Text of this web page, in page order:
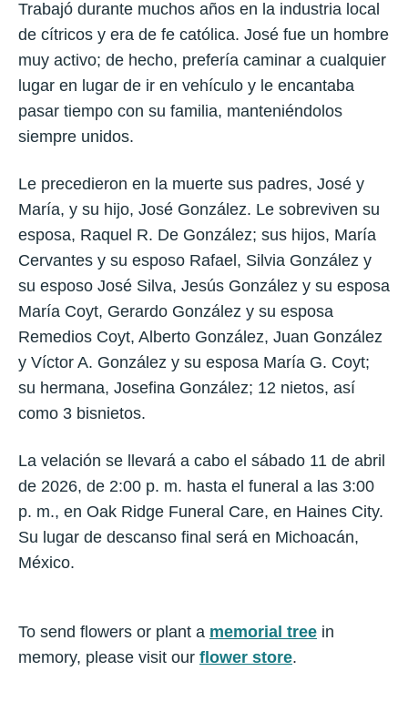
Trabajó durante muchos años en la industria local
de cítricos y era de fe católica. José fue un hombre
muy activo; de hecho, prefería caminar a cualquier
lugar en lugar de ir en vehículo y le encantaba
pasar tiempo con su familia, manteniéndolos
siempre unidos.
Le precedieron en la muerte sus padres, José y
María, y su hijo, José González. Le sobreviven su
esposa, Raquel R. De González; sus hijos, María
Cervantes y su esposo Rafael, Silvia González y
su esposo José Silva, Jesús González y su esposa
María Coyt, Gerardo González y su esposa
Remedios Coyt, Alberto González, Juan González
y Víctor A. González y su esposa María G. Coyt;
su hermana, Josefina González; 12 nietos, así
como 3 bisnietos.
La velación se llevará a cabo el sábado 11 de abril
de 2026, de 2:00 p. m. hasta el funeral a las 3:00
p. m., en Oak Ridge Funeral Care, en Haines City.
Su lugar de descanso final será en Michoacán,
México.
To send flowers or plant a memorial tree in
memory, please visit our flower store.